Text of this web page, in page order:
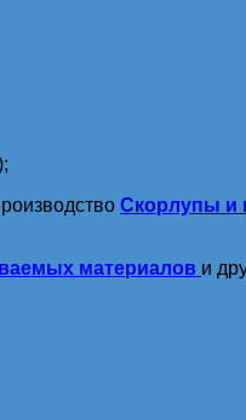
Скорлупы и
материалов и